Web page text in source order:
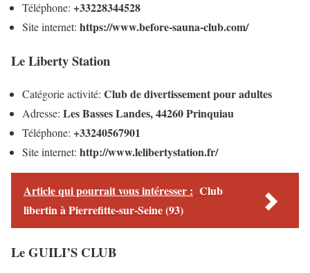
Téléphone: +33228344528
Site internet: https://www.before-sauna-club.com/
Le Liberty Station
Catégorie activité: Club de divertissement pour adultes
Adresse: Les Basses Landes, 44260 Prinquiau
Téléphone: +33240567901
Site internet: http://www.lelibertystation.fr/
Article qui pourrait vous intéresser : Club
libertin à Pierrefitte-sur-Seine (93)
Le GUILI’S CLUB